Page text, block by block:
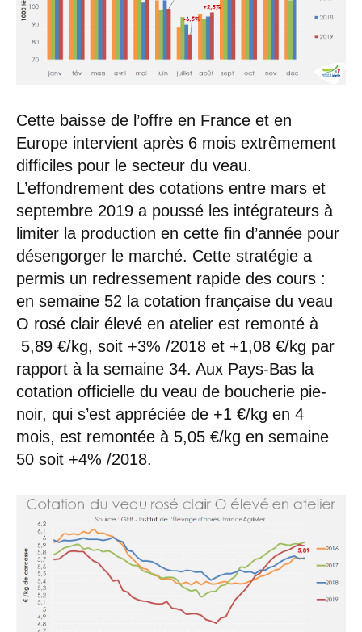
Cette baisse de l’offre en France et en
Europe intervient après 6 mois extrêmement
difficiles pour le secteur du veau.
L’effondrement des cotations entre mars et
septembre 2019 a poussé les intégrateurs à
limiter la production en cette fin d’année pour
désengorger le marché. Cette stratégie a
permis un redressement rapide des cours :
en semaine 52 la cotation française du veau
O rosé clair élevé en atelier est remonté à
5,89 €/kg, soit +3% /2018 et +1,08 €/kg par
rapport à la semaine 34. Aux Pays-Bas la
cotation officielle du veau de boucherie pie-
noir, qui s’est appréciée de +1 €/kg en 4
mois, est remontée à 5,05 €/kg en semaine
50 soit +4% /2018.